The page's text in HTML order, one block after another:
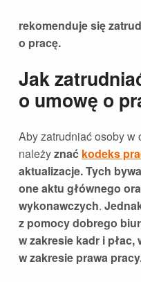
rekomenduje się
o pracę.
Jak
o umowę o
Aby zatrudniać osoby w
należyznać kodeks
aktualizacje. Tych
one aktu głównego
wykonawczych.
z pomocy dobrego
w zakresie kadr i
w zakresie prawa